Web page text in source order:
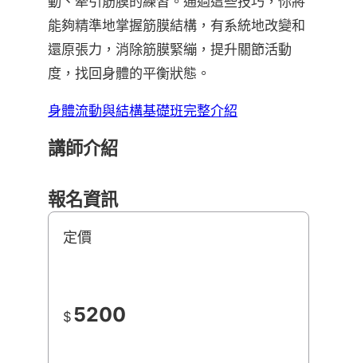
能夠精準地掌握筋膜結構，有系統地改變和
還原張力，消除筋膜緊繃，提升關節活動
度，找回身體的平衡狀態。
身體流動與結構基礎班完整介紹
講師介紹
報名資訊
定價
$ 5200